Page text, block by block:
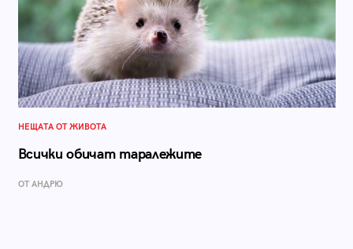
НЕЩАТА ОТ ЖИВОТА
Всички обичат таралежите
ОТ АНДРЮ